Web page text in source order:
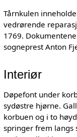
Tårnkulen
vedrørende
1769.
sogneprest Anton
Interiør
Døpefont under
sydøstre hjørne.
korbuen og i to
springer frem langs